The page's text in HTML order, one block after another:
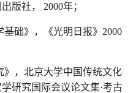
版社， 2000年；
础》，《光明日报》2000
》，北京大学中国传统文化
研究国际会议论文集·考古